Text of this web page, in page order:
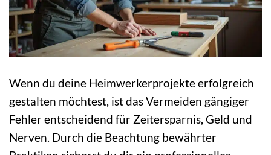
Wenn du deine Heimwerkerprojekte erfolgreich
gestalten möchtest, ist das Vermeiden gängiger
Fehler entscheidend für Zeitersparnis, Geld und
Nerven. Durch die Beachtung bewährter